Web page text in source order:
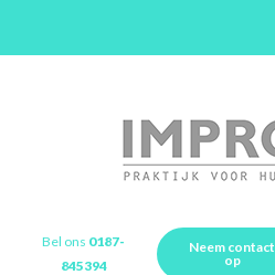
Bel ons 0187-
845394
Neem contact
op